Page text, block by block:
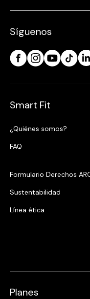
Síguenos
Smart Fit
¿Quiénes somos?
FAQ
Formulario Derechos
Sustentabilidad
Línea ética
Planes